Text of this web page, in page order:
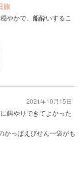
旅
やかで、船酔いするこ
餌やりできてよかった
かっぱえびせん一袋がも
2021年10月15日